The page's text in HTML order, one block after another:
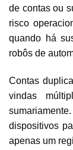
de contas ou
risco
quando há
robôs de
Contas
vindas
dispositivos
apenas um